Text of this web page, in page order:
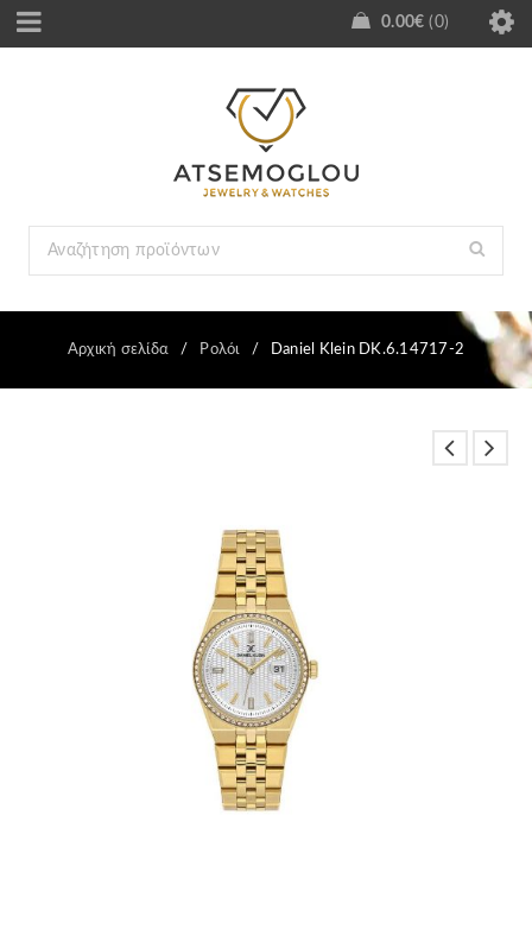
0.00€ 0
Αρχική σελίδα / Ρολόι / Daniel Klein DK.6.14717-2